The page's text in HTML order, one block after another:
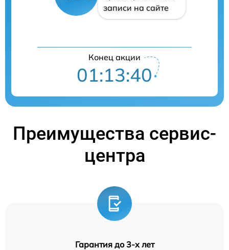
записи на сайте
Конец акции
01:13:39
Преимущества сервис-
центра
Гарантия до 3-х лет